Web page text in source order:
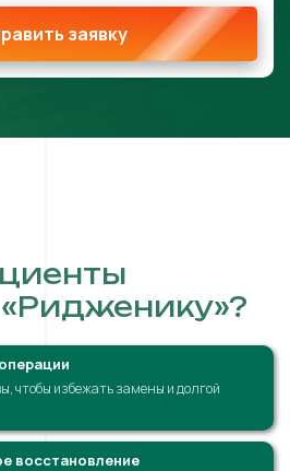
заявку
чтобы избежать замены и долгой
восстановление